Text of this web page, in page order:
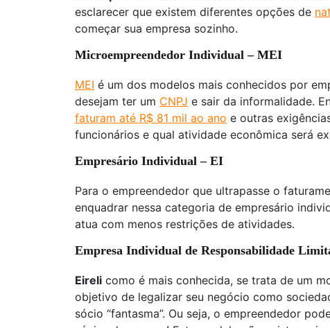
esclarecer que existem diferentes opções de
começar sua empresa sozinho.
Microempreendedor Individual – MEI
MEI é um dos modelos mais conhecidos por
desejam ter um CNPJ e sair da informalidade.
faturam até R$ 81 mil ao ano e outras
funcionários e qual atividade econômica será
Empresário Individual – EI
Para o empreendedor que ultrapasse o
enquadrar nessa categoria de empresário
atua com menos restrições de atividades.
Empresa Individual de Responsabilidade
Eireli como é mais conhecida, se trata de um
objetivo de legalizar seu negócio como
sócio “fantasma”. Ou seja, o empreendedor